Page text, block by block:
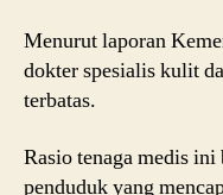
Menurut laporan
dokter spesialis kulit
terbatas.
Rasio tenaga medis
penduduk yang